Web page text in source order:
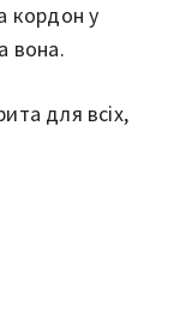
кордон у
вона.
для всіх,